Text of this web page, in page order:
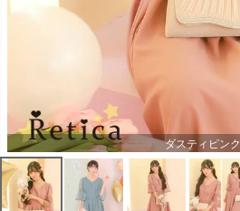
ダスティピンク